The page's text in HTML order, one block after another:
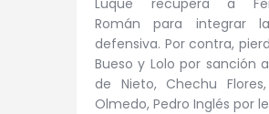
Román para integrar
defensiva. Por contra,
Bueso y Lolo por sanción
de Nieto, Chechu
Olmedo, Pedro Inglés por